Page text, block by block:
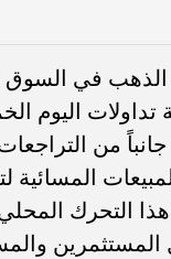
في السوق
جانباً من
المسائية
هذا التحرك